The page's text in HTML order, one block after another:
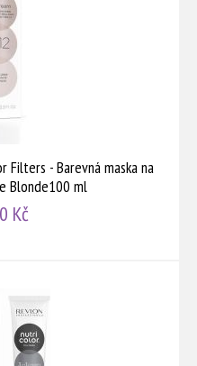
Filters - Barevná maska na
Blonde100 ml
Kč